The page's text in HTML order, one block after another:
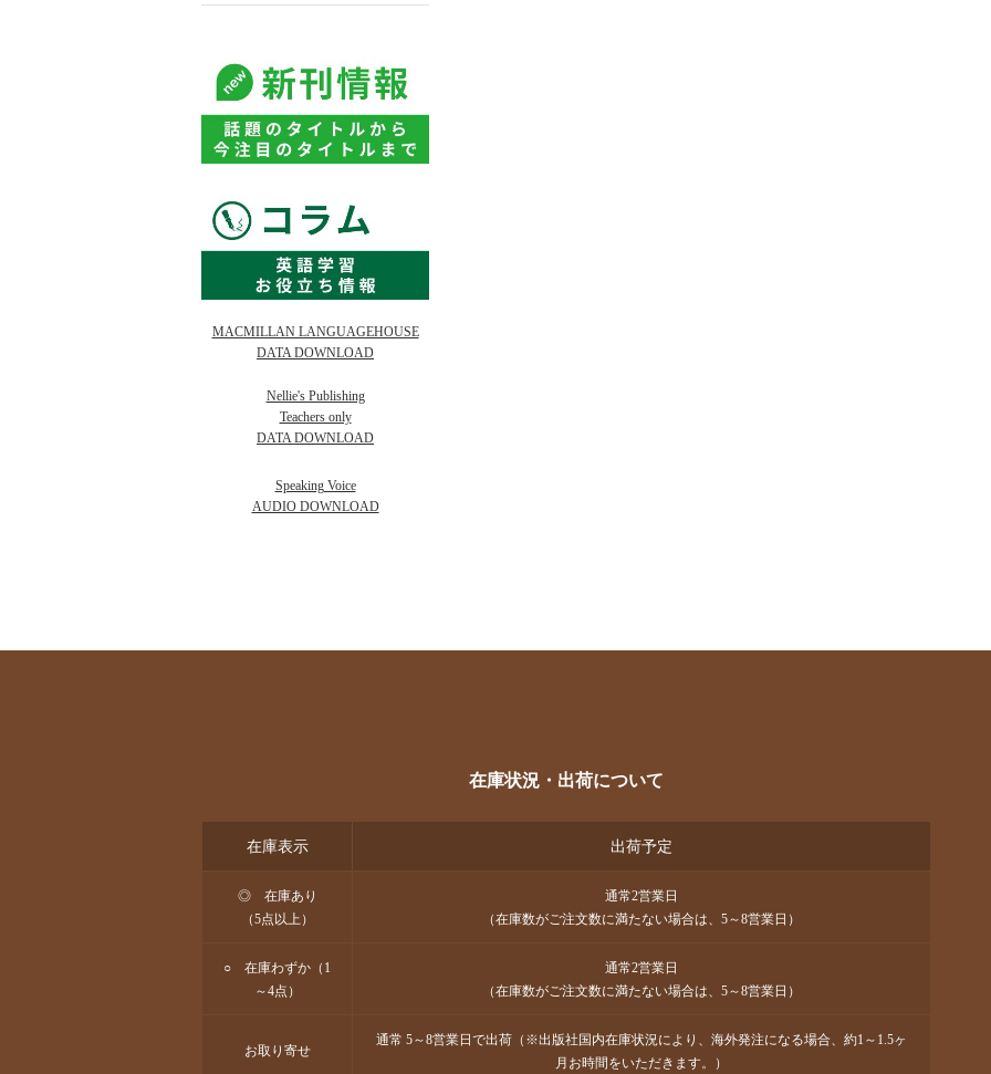
MACMILLAN LANGUAGEHOUSE
DATA DOWNLOAD
Nellie's Publishing
Teachers only
DATA DOWNLOAD
Speaking Voice
AUDIO DOWNLOAD
在庫状況・出荷について
在庫表示 出荷予定
◎ 在庫あり
（5点以上）
通常2営業日
（在庫数がご注文数に満たない場合は、5～8営業日）
○ 在庫わずか（1
～4点）
通常2営業日
（在庫数がご注文数に満たない場合は、5～8営業日）
お取り寄せ
通常 5～8営業日で出荷（※出版社国内在庫状況により、海外発注になる場合、約1～1.5ヶ
月お時間をいただきます。）